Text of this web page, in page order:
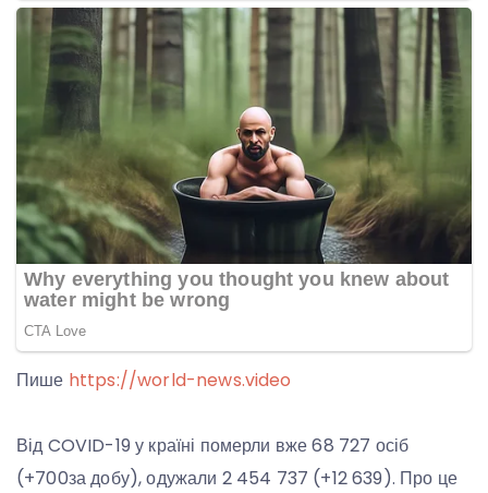
Пише https://world-news.video
Від COVID-19 у країні померли вже 68 727 осіб
(+700за добу), одужали 2 454 737 (+12 639). Про це